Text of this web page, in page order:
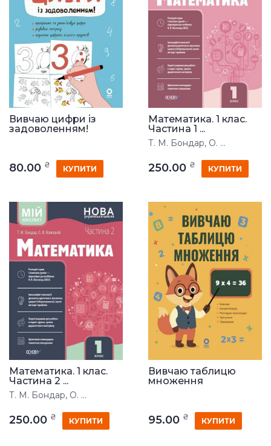
Вивчаю цифри із
задоволенням!
80.00 ₴ КУПИТИ
Математика. 1 клас.
Частина 1 ...
Т. М. Бондар, О. ...
250.00 ₴ КУПИТИ
Математика. 1 клас.
Частина 2 ...
Т. М. Бондар, О. ...
250.00 ₴ КУПИТИ
Вивчаю таблицю
множення
95.00 ₴ КУПИТИ